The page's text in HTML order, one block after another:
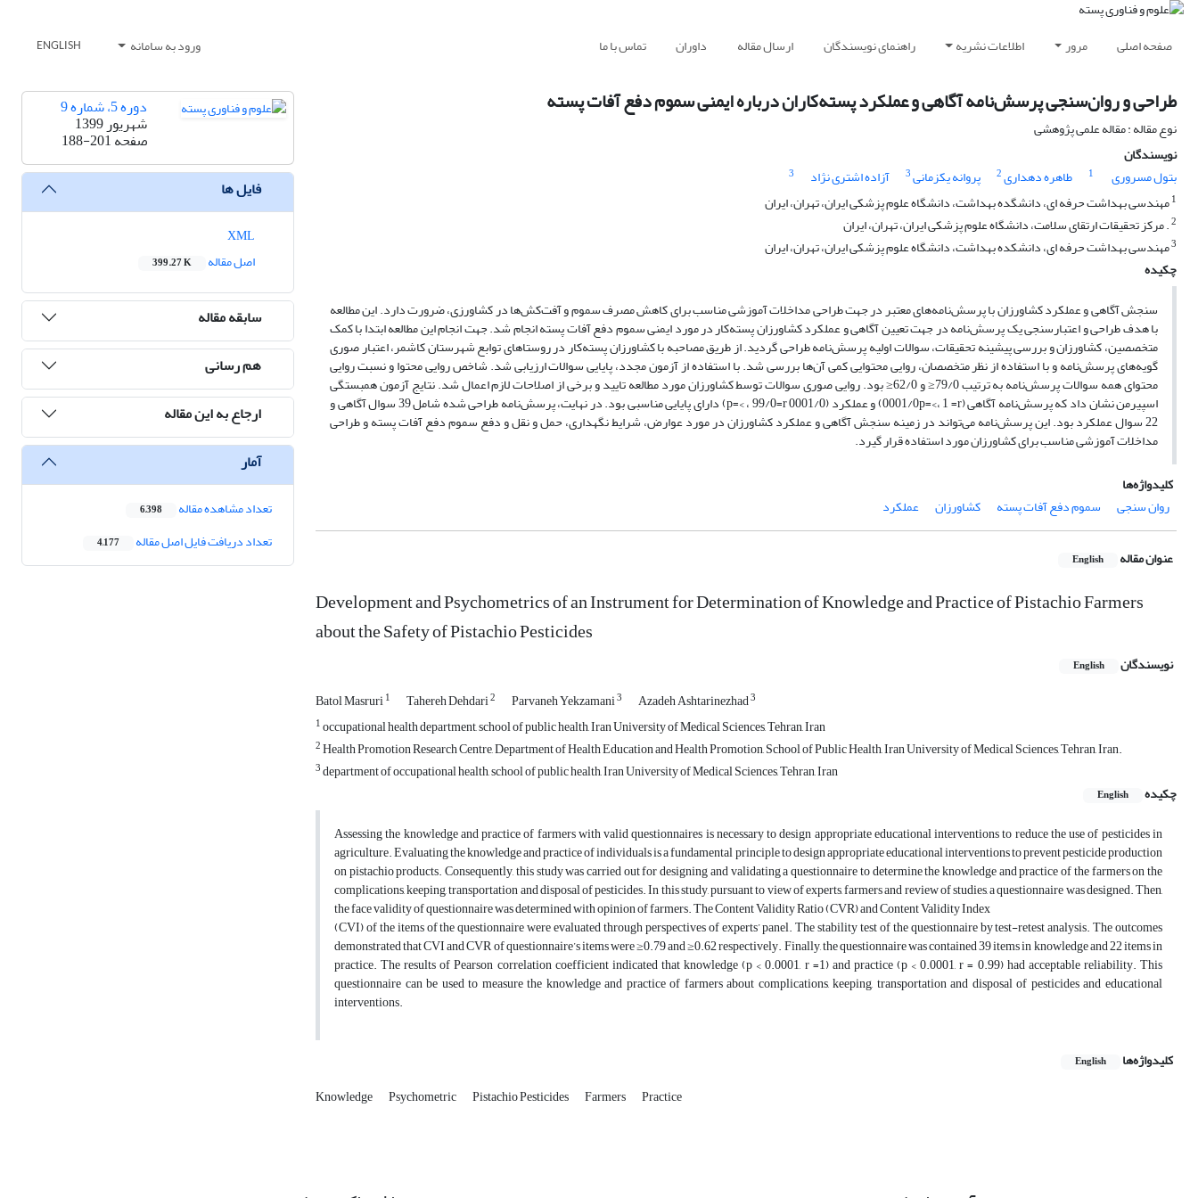
صفحه اصلی مرور اطلاعات نشریه راهنمای نویسندگان ارسال مقاله داوران تماس با ما ورود به سامانه ENGLISH
طراحی و روان‌سنجی پرسش‌نامه آگاهی و عملکرد پسته‌کاران درباره ایمنی سموم دفع آفات پسته
نوع مقاله : مقاله علمی پژوهشی
نویسندگان
بتول مسروری
1 طاهره دهداری2 پروانه یکزمانی3 آزاده اشتری نژاد
3
1مهندسی بهداشت حرفه ای، دانشگده بهداشت، دانشگاه علوم پزشکی ایران، تهران، ایران
2. مرکز تحقیقات ارتقای سلامت، دانشگاه علوم پزشکی ایران، تهران، ایران
3مهندسی بهداشت حرفه ای، دانشکده بهداشت، دانشگاه علوم پزشکی ایران، تهران، ایران
چکیده
سنجش آگاهی و عملکرد کشاورزان با پرسش‌نامه‌های معتبر در جهت طراحی مداخلات آموزشی مناسب برای کاهش مصرف سموم و آفت‌کش‌ها در کشاورزی، ضرورت دارد. این مطالعه
با هدف طراحی و اعتبارسنجی یک پرسش‌نامه در جهت تعیین آگاهی و عملکرد کشاورزان پسته‌کار در مورد ایمنی سموم دفع آفات پسته انجام شد. جهت انجام این مطالعه ابتدا با کمک
متخصصین، کشاورزان و بررسی پیشینه تحقیقات، سوالات اولیه پرسش‌نامه طراحی گردید. از طریق مصاحبه با کشاورزان پسته‌کار در روستاهای توابع شهرستان کاشمر، اعتبار صوری
گویه‌های پرسش‌نامه و با استفاده از نظر متخصصان، روایی محتوایی کمی آن‌ها بررسی شد. با استفاده از آزمون مجدد، پایایی سوالات ارزیابی شد. شاخص روایی محتوا و نسبت روایی
محتوای همه سوالات پرسش‌نامه به ترتیب 79/0≤ و 62/0≤ بود. روایی صوری سوالات توسط کشاورزان مورد مطالعه تایید و برخی از اصلاحات لازم اعمال شد. نتایج آزمون همبستگی
اسپیرمن نشان داد که پرسش‌نامه آگاهی (0001/0p=<، 1 =r) و عملکرد (0001/0 p=< ، 99/0=r) دارای پایایی مناسبی بود. در نهایت، پرسش‌نامه طراحی شده شامل 39 سوال آگاهی و
22 سوال عملکرد بود. این پرسش‌نامه می‌تواند در زمینه سنجش آگاهی و عملکرد کشاورزان در مورد عوارض، شرایط نگهداری، حمل و نقل و دفع سموم دفع آفات پسته و طراحی
مداخلات آموزشی مناسب برای کشاورزان مورد استفاده قرار گیرد.
کلیدواژه‌ها
روان سنجی
سموم دفع آفات پسته کشاورزان عملکرد
عنوان مقاله English
Development and Psychometrics of an Instrument for Determination of Knowledge and Practice of Pistachio Farmers
about the Safety of Pistachio Pesticides
نویسندگان English
Batol Masruri1 Tahereh Dehdari2 Parvaneh Yekzamani3 Azadeh Ashtarinezhad3
1occupational health department, school of public health, Iran University of Medical Sciences, Tehran, Iran
2Health Promotion Research Centre, Department of Health Education and Health Promotion, School of Public Health, Iran University of Medical Sciences, Tehran, Iran.
3department of occupational health, school of public health, Iran University of Medical Sciences, Tehran, Iran
چکیده
English
Assessing the knowledge and practice of farmers with valid questionnaires is necessary to design appropriate educational interventions to reduce the use of pesticides in
agriculture. Evaluating the knowledge and practice of individuals is a fundamental principle to design appropriate educational interventions to prevent pesticide production
on pistachio products. Consequently, this study was carried out for designing and validating a questionnaire to determine the knowledge and practice of the farmers on the
complications, keeping, transportation and disposal of pesticides. In this study, pursuant to view of experts, farmers and review of studies, a questionnaire was designed. Then,
the face validity of questionnaire was determined with opinion of farmers. The Content Validity Ratio (CVR) and Content Validity Index
(CVI) of the items of the questionnaire were evaluated through perspectives of experts’ panel. The stability test of the questionnaire by test-retest analysis. The outcomes
demonstrated that CVI and CVR of questionnaire’s items were ≥0.79 and ≥0.62 respectively. Finally, the questionnaire was contained 39 items in knowledge and 22 items in
practice. The results of Pearson correlation coefficient indicated that knowledge (p < 0.0001, r =1) and practice (p < 0.0001, r = 0.99) had acceptable reliability. This
questionnaire can be used to measure the knowledge and practice of farmers about complications, keeping, transportation and disposal of pesticides and educational
interventions.
کلیدواژه‌ها English
Knowledge Psychometric Pistachio Pesticides Farmers Practice
دوره 5، شماره 9
شهریور 1399
صفحه188-201
فایل ها
اصل مقاله
399.27 K
سابقه مقاله
هم رسانی
ارجاع به این مقاله
آمار
تعداد مشاهده مقاله 6,398
تعداد دریافت فایل اصل مقاله 4,177